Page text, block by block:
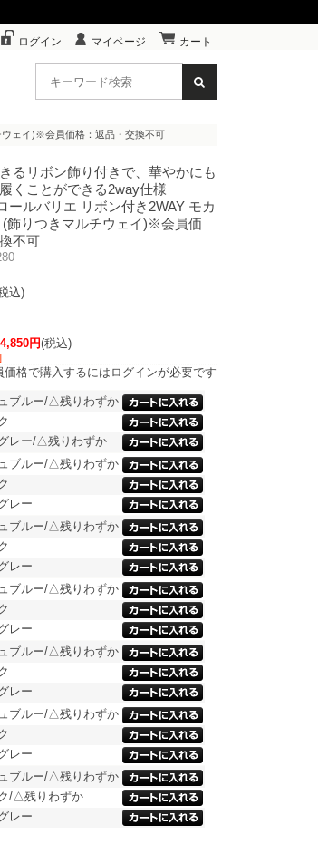
ログイン マイページ カート
ウェイ)※会員価格：返品・交換不可
るリボン飾り付きで、華やかにも
くことができる2way仕様
ールバリエ リボン付き2WAY モカ
(飾りつきマルチウェイ)※会員価
不可
込)
円(税込)
価格で購入するにはログインが必要です
ブルー/△残りわずか
レー/△残りわずか
ブルー/△残りわずか
レー
ブルー/△残りわずか
レー
ブルー/△残りわずか
レー
ブルー/△残りわずか
レー
ブルー/△残りわずか
レー
ブルー/△残りわずか
/△残りわずか
レー